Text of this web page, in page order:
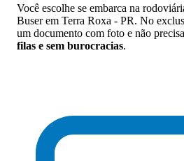
Você escolhe se embarca na
Buser em Terra Roxa - PR. No
um documento com foto e não
filas e sem burocracias.